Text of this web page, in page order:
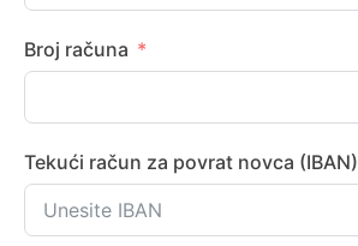
Broj računa
Tekući račun za povrat novca (IBAN)